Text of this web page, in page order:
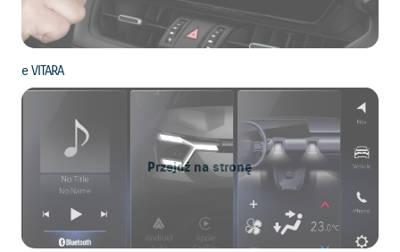
e VITARA
Przejdź na stronę